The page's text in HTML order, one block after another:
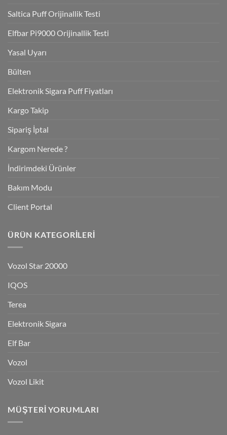
Saltica Puff Orijinallik Testi
Elfbar Pi9000 Orijinallik Testi
Yasal Uyarı
Bülten
Elektronik Sigara Puff Fiyatları
Kargo Takip
Sipariş İptal
Kargom Nerede ?
İndirimdeki Ürünler
Bakım Modu
Client Portal
ÜRÜN KATEGORILERI
Vozol Star 20000
IQOS
Terea
Elektronik Sigara
Elf Bar
Vozol
Vozol Likit
MÜŞTERI YORUMLARI